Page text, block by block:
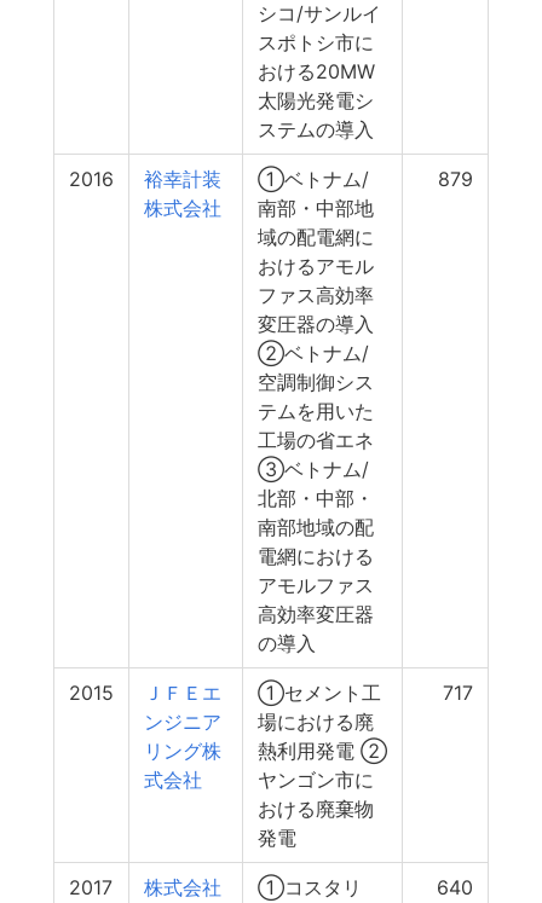
シコ/サンルイ
スポトシ市に
おける20MW
太陽光発電シ
ステムの導入
2016
裕幸計装
株式会社
①ベトナム/
南部・中部地
域の配電網に
おけるアモル
ファス高効率
変圧器の導入
②ベトナム/
空調制御シス
テムを用いた
工場の省エネ
③ベトナム/
北部・中部・
南部地域の配
電網における
アモルファス
高効率変圧器
の導入
879
2015
ＪＦＥエ
ンジニア
リング株
式会社
①セメント工
場における廃
熱利用発電 ②
ヤンゴン市に
おける廃棄物
発電
717
2017
株式会社
①コスタリ
640